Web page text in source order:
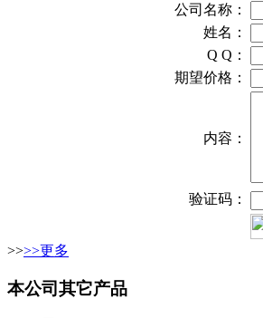
公司名称：
姓名：
Q Q：
期望价格：
内容：
验证码：
>>>>更多
本公司其它产品